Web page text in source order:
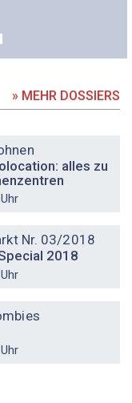
» MEHR DOSSIERS
alles zu
Nr. 03/2018
2018